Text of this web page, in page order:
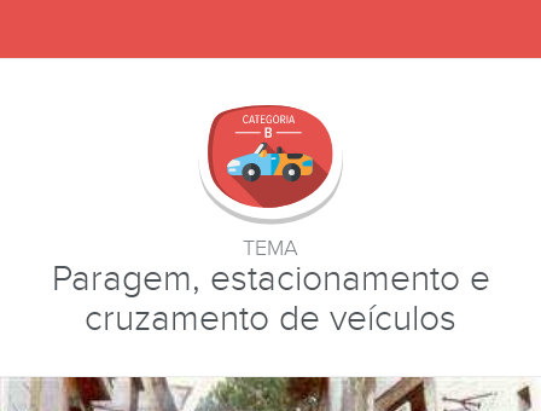
TEMA
Paragem, estacionamento e
cruzamento de veículos